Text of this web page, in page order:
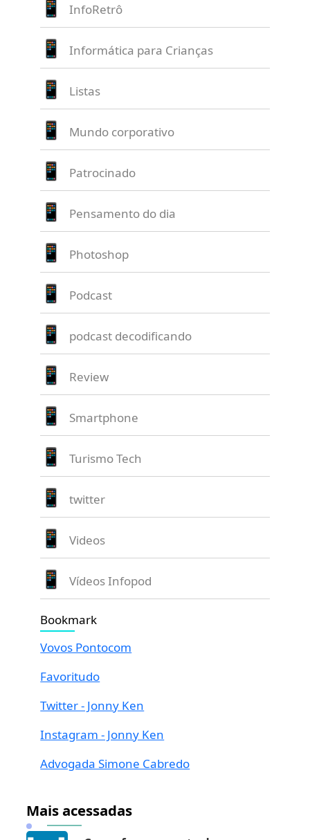
InfoRetrô
Informática para Crianças
Listas
Mundo corporativo
Patrocinado
Pensamento do dia
Photoshop
Podcast
podcast decodificando
Review
Smartphone
Turismo Tech
twitter
Videos
Vídeos Infopod
Bookmark
Vovos Pontocom
Favoritudo
Twitter - Jonny Ken
Instagram - Jonny Ken
Advogada Simone Cabredo
Mais acessadas